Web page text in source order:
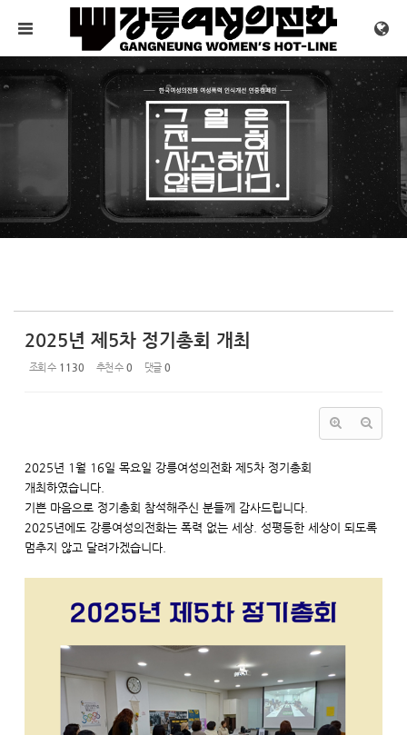
메뉴 건너뛰기
2025년 제5차 정기총회 개최
조회 수 1130 추천 수 0 댓글 0
2025년 1월 16일 목요일 강릉여성의전화 제5차 정기총회
개최하였습니다.
기쁜 마음으로 정기총회 참석해주신 분들께 감사드립니다.
2025년에도 강릉여성의전화는 폭력 없는 세상. 성평등한 세상이 되도록
멈추지 않고 달려가겠습니다.